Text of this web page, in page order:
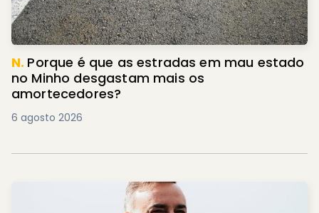
N. Porque é que as estradas em mau estado
no Minho desgastam mais os
amortecedores?
6 agosto 2026